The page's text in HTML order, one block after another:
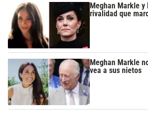
Meghan Markle
rivalidad que
Meghan Markle
vea a sus nietos